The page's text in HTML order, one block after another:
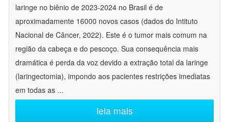
laringe no biênio de 2023-2024 no Brasil é de
aproximadamente 16000 novos casos (dados do Intituto
Nacional de Câncer, 2022). Este é o tumor mais comum na
região da cabeça e do pescoço. Sua consequência mais
dramática é perda da voz devido a extração total da laringe
(laringectomia), impondo aos pacientes restrições imediatas
em todas as ...
leia mais